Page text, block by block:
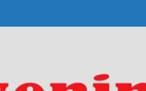
Valcean